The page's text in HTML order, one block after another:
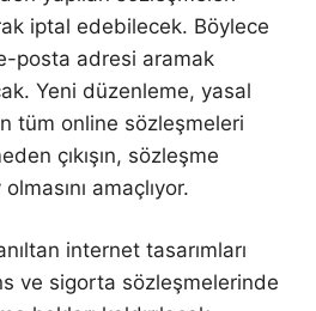
iptal edebilecek. Böylece
posta adresi aramak
Yeni düzenleme, yasal
tüm online sözleşmeleri
çıkışın, sözleşme
amaçlıyor.
internet tasarımları
ve sigorta sözleşmelerinde